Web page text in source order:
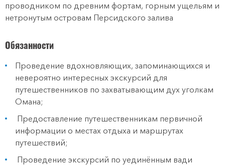
проводником по древним фортам, горным ущельям и
нетронутым островам Персидского залива
Обязанности
Проведение вдохновляющих, запоминающихся и
невероятно интересных экскурсий для
путешественников по захватывающим дух уголкам
Омана;
Предоставление путешественникам первичной
информации о местах отдыха и маршрутах
путешествий;
Проведение экскурсий по уединённым вади